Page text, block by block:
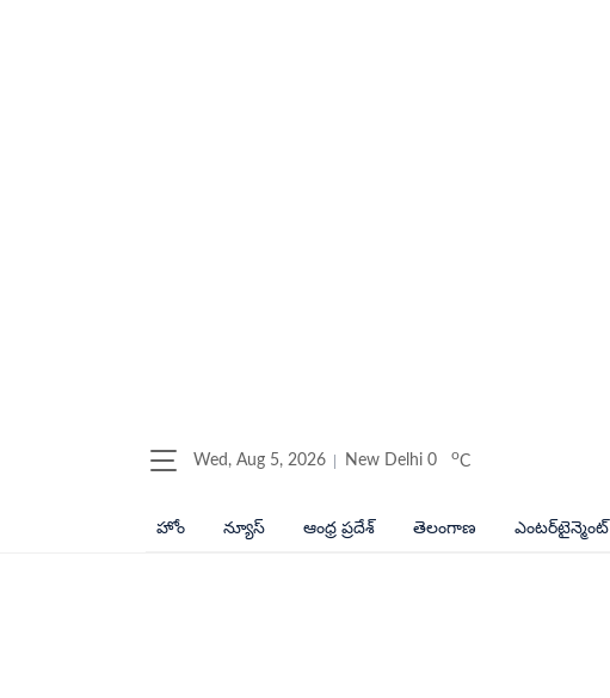
Wed, Aug 5, 2026 New Delhi 0 oC
హోం న్యూస్ ఆంధ్ర ప్రదేశ్ తెలంగాణ ఎంటర్‌టైన్మెంట్